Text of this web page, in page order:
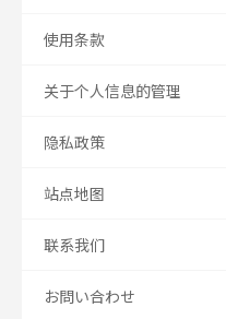
使用条款
关于个人信息的管理
隐私政策
站点地图
联系我们
お問い合わせ